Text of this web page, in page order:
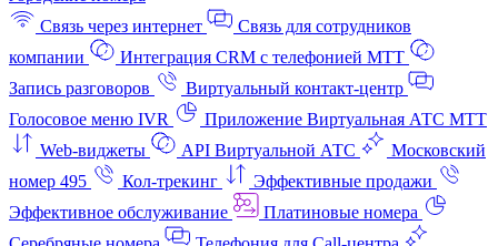
Связь через интернет
Связь для сотрудников
компании
Интеграция CRM с телефонией МТТ
Запись разговоров
Виртуальный контакт‑центр
Голосовое меню IVR
Приложение Виртуальная АТС МТТ
Web-виджеты
API Виртуальной АТС
Московский
номер 495
Кол-трекинг
Эффективные продажи
Эффективное обслуживание
Платиновые номера